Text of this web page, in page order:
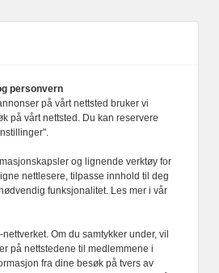
etter Vær Varsom-
god presseskikk.
som ChatGPT,
i journalistikken vår.
har alltid det fulle
innhold, med eller
intelligens.
personvern
på vårt nettsted bruker vi
på vårt nettsted. Du kan reservere
og lignende verktøy for
nettlesere, tilpasse innhold til deg
funksjonalitet. Les mer i vår
Om du samtykker under, vil
på nettstedene til medlemmene i
fra dine besøk på tvers av